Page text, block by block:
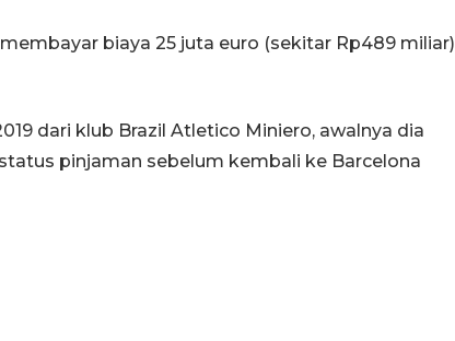
biaya 25 juta euro (sekitar Rp489 miliar)
dari klub Brazil Atletico Miniero, awalnya dia
pinjaman sebelum kembali ke Barcelona